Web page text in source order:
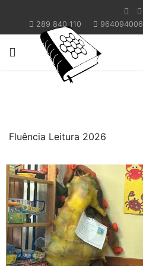
289 840 110 964094006
Fluência Leitura 2026